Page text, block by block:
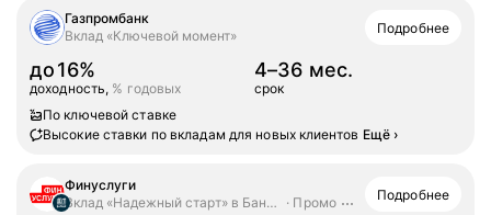
Газпромбанк
Вклад «Ключевой момент»
Подробнее
до16%
доходность, % годовых
4–36 мес.
срок
По ключевой ставке
Высокие ставки по вкладам для новых клиентов Ещё ›
Финуслуги
Вклад «Надежный старт» в Банк ДОМ.РФ
Промо Подробнее